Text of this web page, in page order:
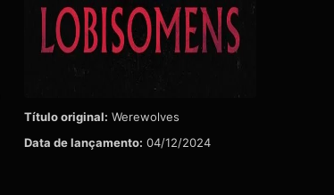
Título original: Werewolves
Data de lançamento: 04/12/2024